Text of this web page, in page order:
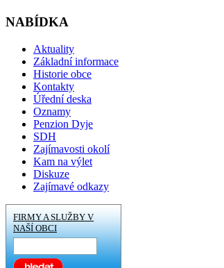
NABÍDKA
Aktuality
Základní informace
Historie obce
Kontakty
Úřední deska
Oznamy
Penzion Dyje
SDH
Zajímavosti okolí
Kam na výlet
Diskuze
Zajímavé odkazy
FIRMY A SLUŽBY V
NAŠÍ OBCI